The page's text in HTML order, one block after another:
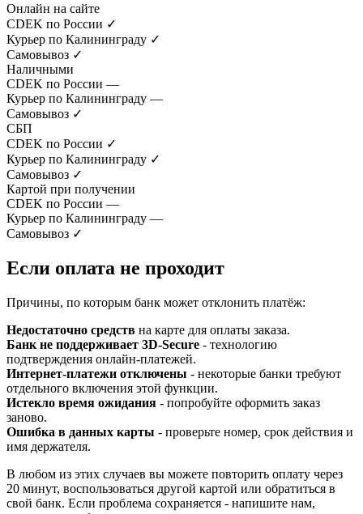
Онлайн на сайте
CDEK по России ✓
Курьер по Калининграду ✓
Самовывоз ✓
Наличными
CDEK по России —
Курьер по Калининграду —
Самовывоз ✓
СБП
CDEK по России ✓
Курьер по Калининграду ✓
Самовывоз ✓
Картой при получении
CDEK по России —
Курьер по Калининграду —
Самовывоз ✓
Если оплата не проходит
Причины, по которым банк может отклонить платёж:
Недостаточно средств на карте для оплаты заказа.
Банк не поддерживает 3D-Secure - технологию
подтверждения онлайн-платежей.
Интернет-платежи отключены - некоторые банки требуют
отдельного включения этой функции.
Истекло время ожидания - попробуйте оформить заказ
заново.
Ошибка в данных карты - проверьте номер, срок действия и
имя держателя.
В любом из этих случаев вы можете повторить оплату через
20 минут, воспользоваться другой картой или обратиться в
свой банк. Если проблема сохраняется - напишите нам,